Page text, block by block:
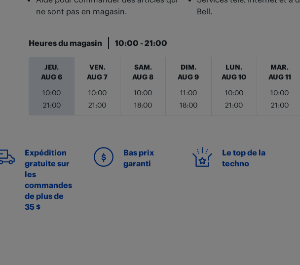
ne sont pas en magasin.
Bell.
Heures du magasin 10:00 - 21:00
Jour de la semaineHeures
JEU.
AUG 6
10:00
21:00
VEN.
AUG 7
10:00
21:00
SAM.
AUG 8
10:00
18:00
DIM.
AUG 9
11:00
18:00
LUN.
AUG 10
10:00
21:00
MAR.
AUG 11
10:00
21:00
Expédition
gratuite sur
les
commandes
de plus de
35 $
Bas prix
garanti
Le top de la
techno